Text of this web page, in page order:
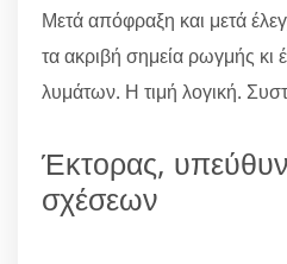
Μετά απόφραξη και μετά
τα ακριβή σημεία ρωγμής κι
λυμάτων. Η τιμή λογική.
Έκτορας,
σχέσεων